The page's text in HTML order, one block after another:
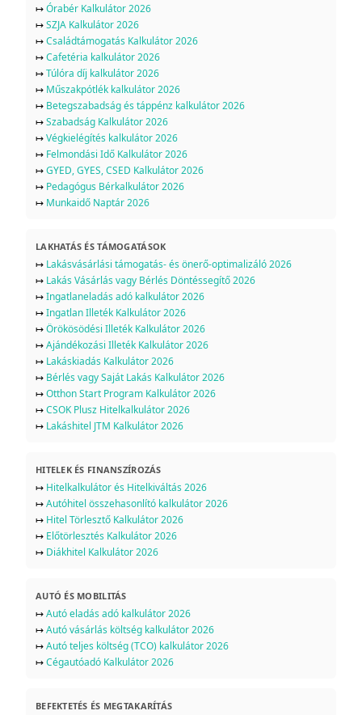
↦Órabér Kalkulátor 2026
↦SZJA Kalkulátor 2026
↦Családtámogatás Kalkulátor 2026
↦Cafetéria kalkulátor 2026
↦Túlóra díj kalkulátor 2026
↦ Műszakpótlék kalkulátor 2026
↦ Betegszabadság és táppénz kalkulátor 2026
↦Szabadság Kalkulátor 2026
↦Végkielégítés kalkulátor 2026
↦ Felmondási Idő Kalkulátor 2026
↦GYED, GYES, CSED Kalkulátor 2026
↦ Pedagógus Bérkalkulátor 2026
↦ Munkaidő Naptár 2026
LAKHATÁS ÉS TÁMOGATÁSOK
↦ Lakásvásárlási támogatás- és önerő-optimalizáló 2026
↦ Lakás Vásárlás vagy Bérlés Döntéssegítő 2026
↦Ingatlaneladás adó kalkulátor 2026
↦Ingatlan Illeték Kalkulátor 2026
↦Örökösödési Illeték Kalkulátor 2026
↦Ajándékozási Illeték Kalkulátor 2026
↦ Lakáskiadás Kalkulátor 2026
↦ Bérlés vagy Saját Lakás Kalkulátor 2026
↦Otthon Start Program Kalkulátor 2026
↦CSOK Plusz Hitelkalkulátor 2026
↦ Lakáshitel JTM Kalkulátor 2026
HITELEK ÉS FINANSZÍROZÁS
↦ Hitelkalkulátor és Hitelkiváltás 2026
↦Autóhitel összehasonlító kalkulátor 2026
↦ Hitel Törlesztő Kalkulátor 2026
↦ Előtörlesztés Kalkulátor 2026
↦ Diákhitel Kalkulátor 2026
AUTÓ ÉS MOBILITÁS
↦Autó eladás adó kalkulátor 2026
↦Autó vásárlás költség kalkulátor 2026
↦Autó teljes költség (TCO) kalkulátor 2026
↦Cégautóadó Kalkulátor 2026
BEFEKTETÉS ÉS MEGTAKARÍTÁS